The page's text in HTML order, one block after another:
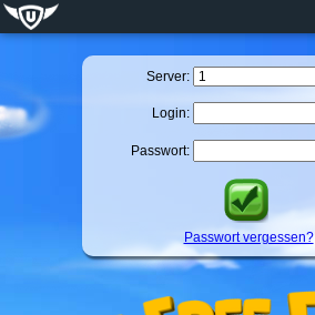
Server:
Login:
Passwort:
Passwort vergessen?